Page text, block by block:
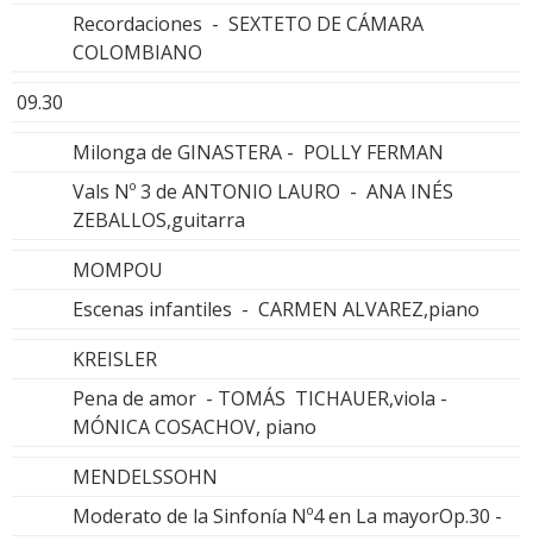
Recordaciones - SEXTETO DE CÁMARA
COLOMBIANO
09.30
Milonga de GINASTERA - POLLY FERMAN
Vals Nº 3 de ANTONIO LAURO - ANA INÉS
ZEBALLOS,guitarra
MOMPOU
Escenas infantiles - CARMEN ALVAREZ,piano
KREISLER
Pena de amor - TOMÁS TICHAUER,viola -
MÓNICA COSACHOV, piano
MENDELSSOHN
Moderato de la Sinfonía Nº4 en La mayorOp.30 -